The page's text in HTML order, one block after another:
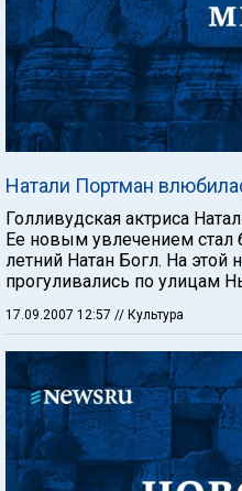
Натали Портман
Голливудская актриса
Ее новым увлечением
летний Натан Богл. На
прогуливались по улицам
17.09.2007 12:57 // Культура